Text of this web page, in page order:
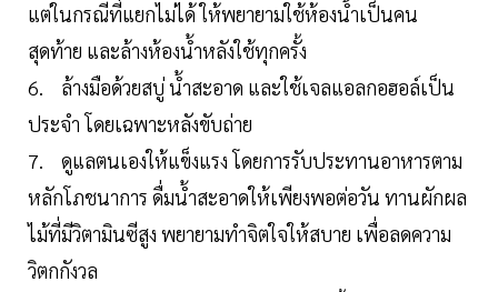
แต่ในกรณีที่แยกไม่ได้ ให้พยายามใช้ห้องน้ำเป็นคน
สุดท้าย และล้างห้องน้ำหลังใช้ทุกครั้ง
6. ล้างมือด้วยสบู่ น้ำสะอาด และใช้เจลแอลกอฮอล์เป็น
ประจำ โดยเฉพาะหลังขับถ่าย
7. ดูแลตนเองให้แข็งแรง โดยการรับประทานอาหารตาม
หลักโภชนาการ ดื่มน้ำสะอาดให้เพียงพอต่อวัน ทานผักผล
ไม้ที่มีวิตามินซีสูง พยายามทำจิตใจให้สบาย เพื่อลดความ
วิตกกังวล